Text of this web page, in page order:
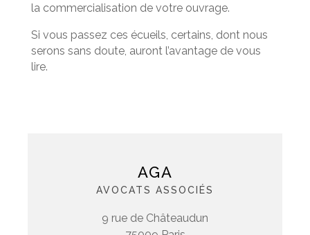
la commercialisation de votre ouvrage.
Si vous passez ces écueils, certains, dont nous
serons sans doute, auront l’avantage de vous
lire.
AGA
AVOCATS ASSOCIÉS
9 rue de Châteaudun